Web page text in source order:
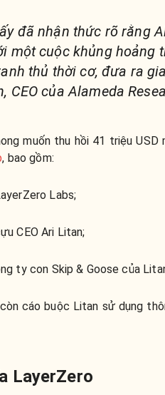
đã nhận thức rõ rằng
một cuộc khủng hoảng
thủ thời cơ, đưa ra
CEO của Alameda
muốn thu hồi 41 triệu
, bao gồm:
Labs;
CEO Ari Litan;
ty con Skip & Goose của
cáo buộc Litan sử dụng
LayerZero